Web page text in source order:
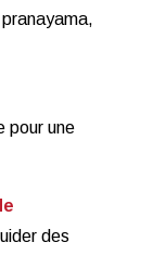
pour une
des